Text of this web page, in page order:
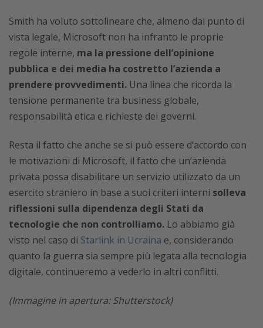
Smith ha voluto sottolineare che, almeno dal punto di
vista legale, Microsoft non ha infranto le proprie
regole interne, ma la pressione dell’opinione
pubblica e dei media ha costretto l’azienda a
prendere provvedimenti. Una linea che ricorda la
tensione permanente tra business globale,
responsabilità etica e richieste dei governi.
Resta il fatto che anche se si può essere d’accordo con
le motivazioni di Microsoft, il fatto che un’azienda
privata possa disabilitare un servizio utilizzato da un
esercito straniero in base a suoi criteri interni solleva
riflessioni sulla dipendenza degli Stati da
tecnologie che non controlliamo. Lo abbiamo già
visto nel caso di Starlink in Ucraina e, considerando
quanto la guerra sia sempre più legata alla tecnologia
digitale, continueremo a vederlo in altri conflitti.
(Immagine in apertura: Shutterstock)